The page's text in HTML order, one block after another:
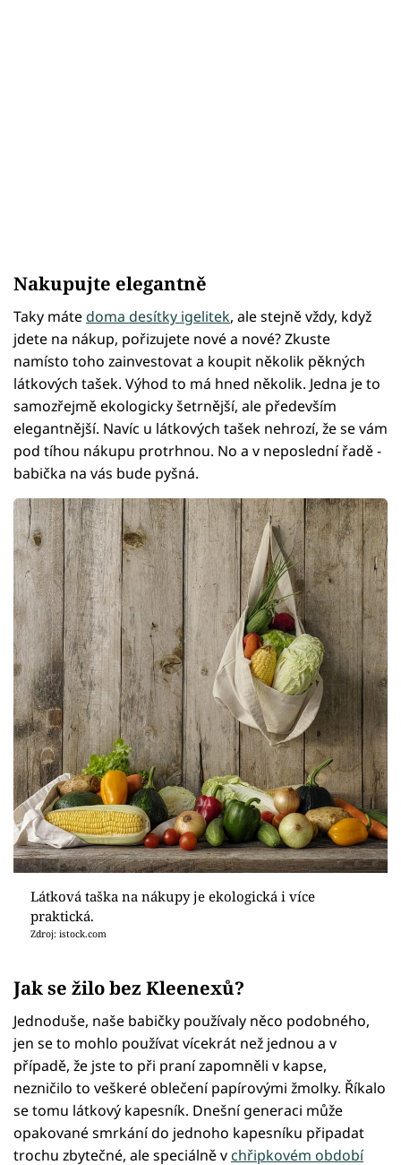
Nakupujte elegantně
Taky mátedoma desítky igelitek, ale stejně vždy, když
jdete na nákup, pořizujete nové a nové? Zkuste
namísto toho zainvestovat a koupit několik pěkných
látkových tašek. Výhod to má hned několik. Jedna je to
samozřejmě ekologicky šetrnější, ale především
elegantnější. Navíc u látkových tašek nehrozí, že se vám
pod tíhou nákupu protrhnou. No a v neposlední řadě -
babička na vás bude pyšná.
Látková taška na nákupy je ekologická i více
praktická.
Zdroj: istock.com
Jak se žilo bez Kleenexů?
Jednoduše, naše babičky používaly něco podobného,
jen se to mohlo používat vícekrát než jednou a v
případě, že jste to při praní zapomněli v kapse,
nezničilo to veškeré oblečení papírovými žmolky. Říkalo
se tomu látkový kapesník. Dnešní generaci může
opakované smrkání do jednoho kapesníku připadat
trochu zbytečné, ale speciálně v chřipkovém období